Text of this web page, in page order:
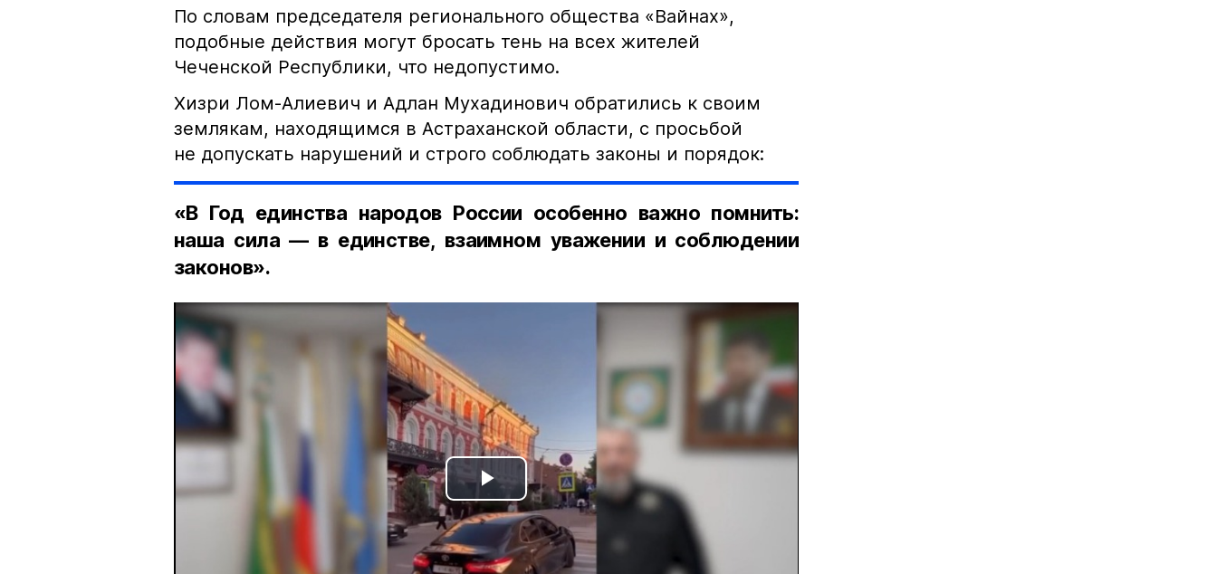
По словам председателя регионального общества «Вайнах»,
подобные действия могут бросать тень на всех жителей
Чеченской Республики, что недопустимо.
Хизри Лом-Алиевич и Адлан Мухадинович обратились к своим
землякам, находящимся в Астраханской области, с просьбой
не допускать нарушений и строго соблюдать законы и порядок:
«В Год единства народов России особенно важно помнить:
наша сила — в единстве, взаимном уважении и соблюдении
законов».
Play
Video